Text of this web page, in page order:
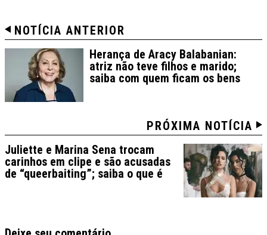
NOTÍCIA ANTERIOR
Herança de Aracy Balabanian:
atriz não teve filhos e marido;
saiba com quem ficam os bens
PRÓXIMA NOTÍCIA
Juliette e Marina Sena trocam
carinhos em clipe e são acusadas
de “queerbaiting”; saiba o que é